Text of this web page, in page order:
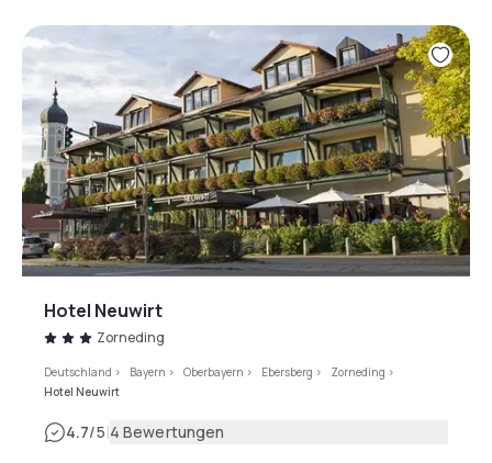
Hotel Neuwirt
Zorneding
Deutschland > Bayern > Oberbayern > Ebersberg > Zorneding >
Hotel Neuwirt
4.7/5|4 Bewertungen